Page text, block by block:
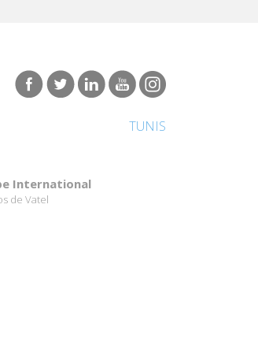
TUNIS
International
de Vatel